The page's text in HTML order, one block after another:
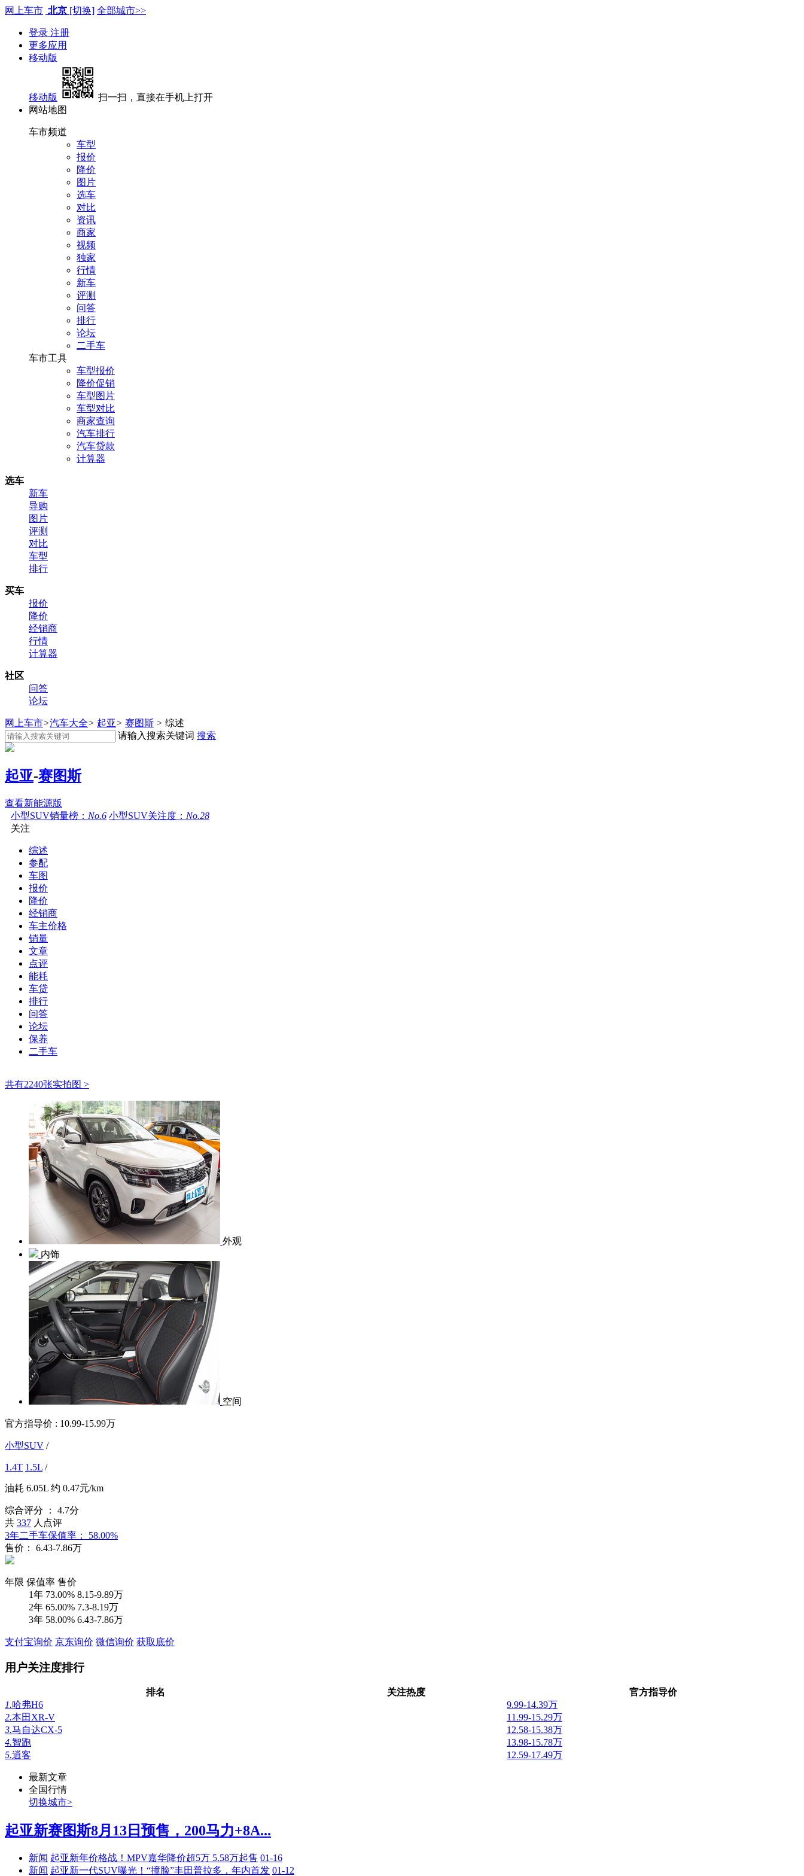
网上车市 北京 [切换] 全部城市>>
登录 注册
更多应用
移动版
移动版
扫一扫，直接在手机上打开
网站地图
车市频道
车型
报价
降价
图片
选车
对比
资讯
商家
视频
独家
行情
新车
评测
问答
排行
论坛
二手车
车市工具
车型报价
降价促销
车型图片
车型对比
商家查询
汽车排行
汽车贷款
计算器
选车
新车
导购
图片
评测
对比
车型
排行
买车
报价
降价
经销商
行情
计算器
社区
问答
论坛
网上车市>汽车大全> 起亚> 赛图斯 > 综述
请输入搜索关键词 搜索
起亚-赛图斯
查看新能源版
小型SUV销量榜： No.6 小型SUV关注度： No.28
关注
综述
参配
车图
报价
降价
经销商
车主价格
销量
文章
点评
能耗
车贷
排行
问答
论坛
保养
二手车
共有2240张实拍图 >
外观
内饰
空间
官方指导价 : 10.99-15.99万
小型SUV /
1.4T 1.5L /
油耗 6.05L 约 0.47元/km
综合评分 ：
4.7分
共 337 人点评
3年二手车保值率：
58.00%
售价：
6.43-7.86万
年限 保值率 售价
1年 73.00% 8.15-9.89万
2年 65.00% 7.3-8.19万
3年 58.00% 6.43-7.86万
支付宝询价 京东询价 微信询价 获取底价
用户关注度排行
排名 关注热度
官方指导价
1.哈弗H6
9.99-14.39万
2.本田XR-V
11.99-15.29万
3.马自达CX-5
12.58-15.38万
4.智跑
13.98-15.78万
5.逍客 12.59-17.49万
最新文章
全国行情
切换城市>
起亚新赛图斯8月13日预售，200马力+8A...
新闻 起亚新年价格战！MPV嘉华降价超5万 5.58万起售 01-16
新闻 起亚新一代SUV曝光！“撞脸”丰田普拉多，年内首发 01-12